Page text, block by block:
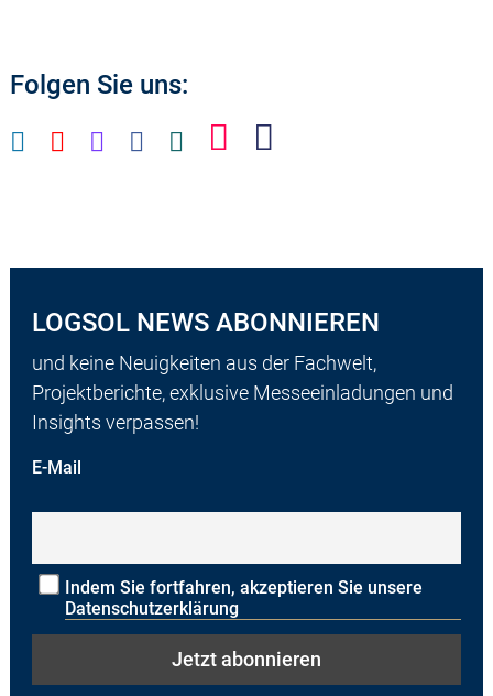
Folgen Sie uns:
LOGSOL NEWS ABONNIEREN
und keine Neuigkeiten aus der Fachwelt,
Projektberichte, exklusive Messeeinladungen und
Insights verpassen!
E-Mail
Indem Sie fortfahren, akzeptieren Sie unsere
Datenschutzerklärung